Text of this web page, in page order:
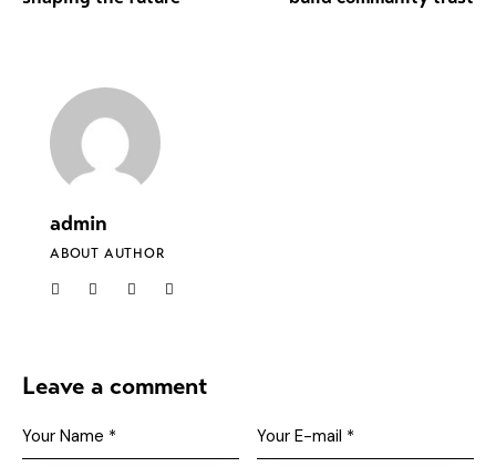
admin
ABOUT AUTHOR
Leave a comment